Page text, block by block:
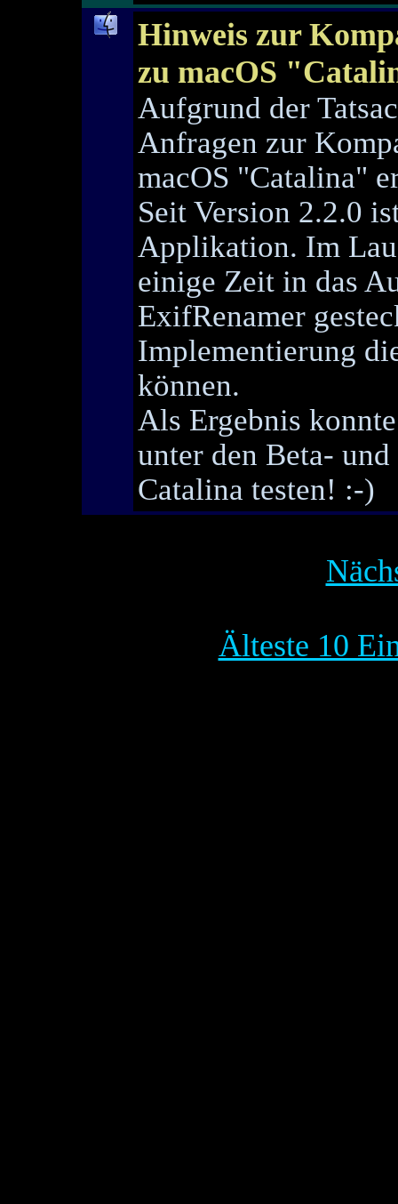
Hinweis zur
zu macOS
Aufgrund der
Anfragen zur
macOS "Catalina"
Seit Version 2.2.0
Applikation. Im
einige Zeit in das
ExifRenamer
Implementierung
können.
Als Ergebnis
unter den Beta-
Catalina testen! :-)
Älteste 10